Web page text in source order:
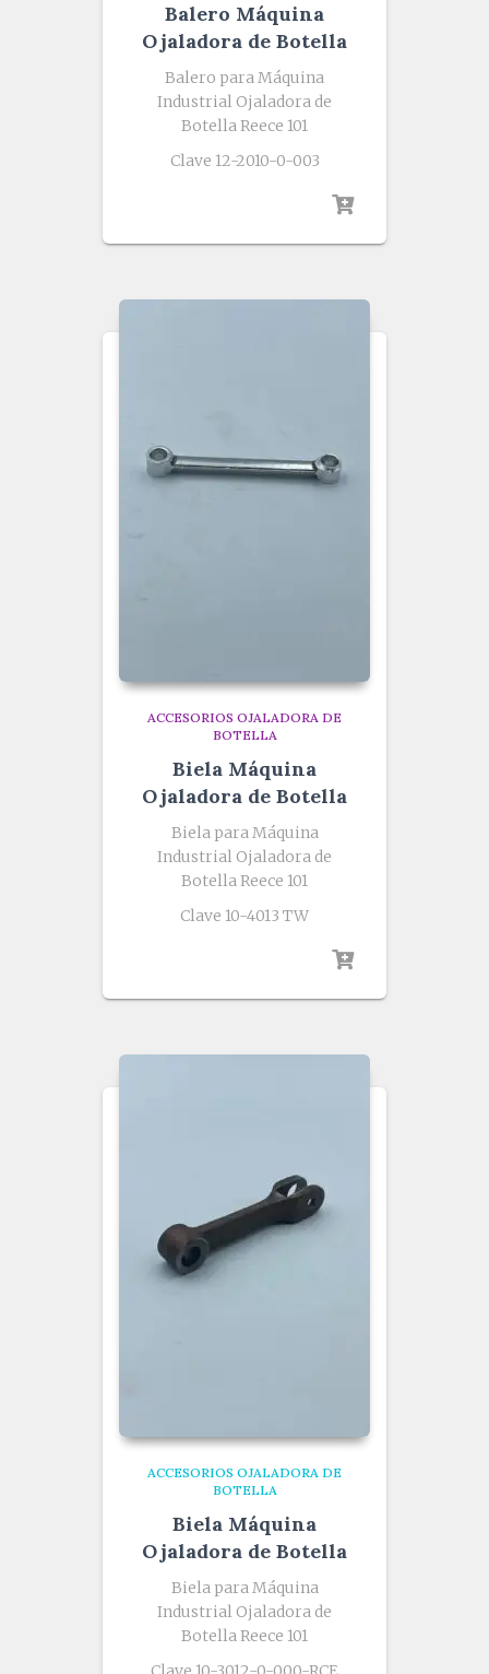
Balero Máquina
Ojaladora de Botella
Balero para Máquina
Industrial Ojaladora de
Botella Reece 101
Clave 12-2010-0-003
ACCESORIOS OJALADORA DE
BOTELLA
Biela Máquina
Ojaladora de Botella
Biela para Máquina
Industrial Ojaladora de
Botella Reece 101
Clave 10-4013 TW
ACCESORIOS OJALADORA DE
BOTELLA
Biela Máquina
Ojaladora de Botella
Biela para Máquina
Industrial Ojaladora de
Botella Reece 101